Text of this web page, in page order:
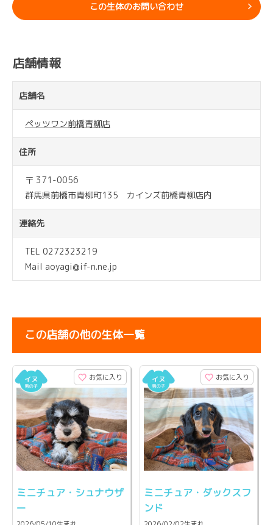
この生体のお問い合わせ
店舗情報
店舗名
ペッツワン前橋青柳店
住所
〒 371-0056
群馬県前橋市青柳町135 カインズ前橋青柳店内
連絡先
TEL 0272323219
Mail aoyagi@if-n.ne.jp
この店舗の他の生体一覧
お気に入り
ミニチュア・シュナウザ
ー
お気に入り
ミニチュア・ダックスフ
ンド